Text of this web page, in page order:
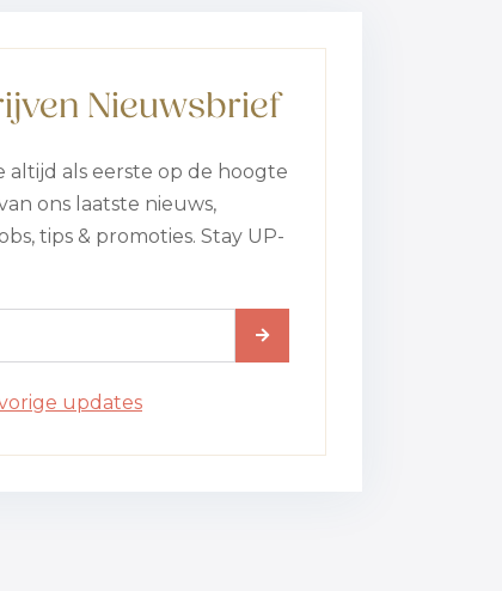
Nieuwsbrief
altijd als eerste op de hoogte
ons laatste nieuws,
tips & promoties. Stay UP-
updates